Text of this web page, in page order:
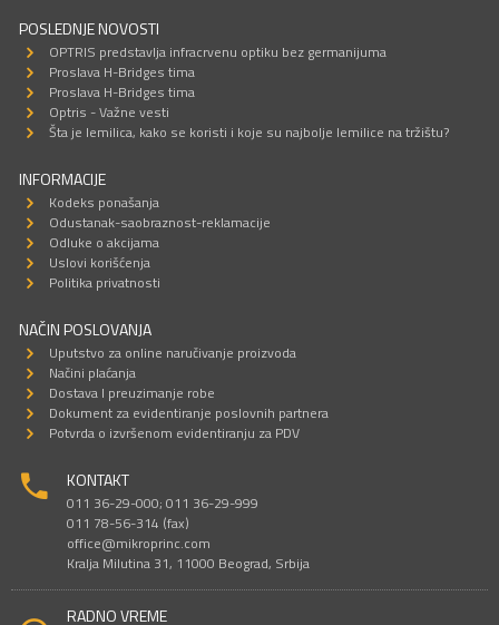
POSLEDNJE NOVOSTI
OPTRIS predstavlja infracrvenu optiku bez germanijuma
Proslava H-Bridges tima
Proslava H-Bridges tima
Optris - Važne vesti
Šta je lemilica, kako se koristi i koje su najbolje lemilice na tržištu?
INFORMACIJE
Kodeks ponašanja
Odustanak-saobraznost-reklamacije
Odluke o akcijama
Uslovi korišćenja
Politika privatnosti
NAČIN POSLOVANJA
Uputstvo za online naručivanje proizvoda
Načini plaćanja
Dostava I preuzimanje robe
Dokument za evidentiranje poslovnih partnera
Potvrda o izvršenom evidentiranju za PDV
KONTAKT
011 36-29-000; 011 36-29-999
011 78-56-314 (fax)
office@mikroprinc.com
Kralja Milutina 31, 11000 Beograd, Srbija
RADNO VREME